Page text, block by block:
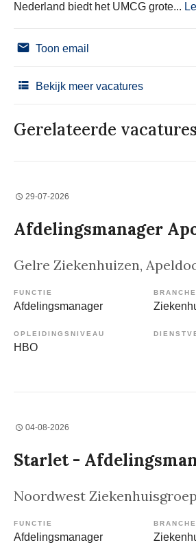
Nederland biedt het UMCG grote...
Toon email
Bekijk meer vacatures
Gerelateerde vacatures
29-07-2026
Afdelingsmanager
Gelre Ziekenhuizen,
FUNCTIE
Afdelingsmanager
BRANCHE
OPLEIDINGSNIVEAU
HBO
04-08-2026
Starlet -
Noordwest Ziekenhuisgroep
FUNCTIE
Afdelingsmanager
BRANCHE